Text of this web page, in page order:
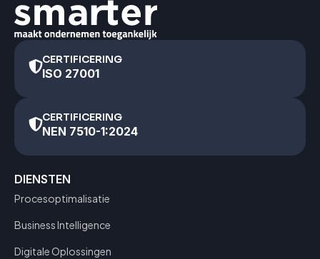
CERTIFICERING
ISO 27001
CERTIFICERING
NEN 7510-1:2024
DIENSTEN
Procesoptimalisatie
Business Intelligence
Digitale Oplossingen